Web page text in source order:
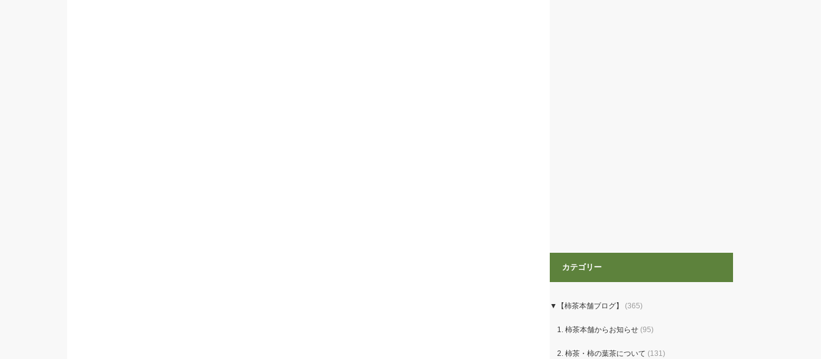
カテゴリー
▼【柿茶本舗ブログ】 (365)
1. 柿茶本舗からお知らせ(95)
2. 柿茶・柿の葉茶について (131)